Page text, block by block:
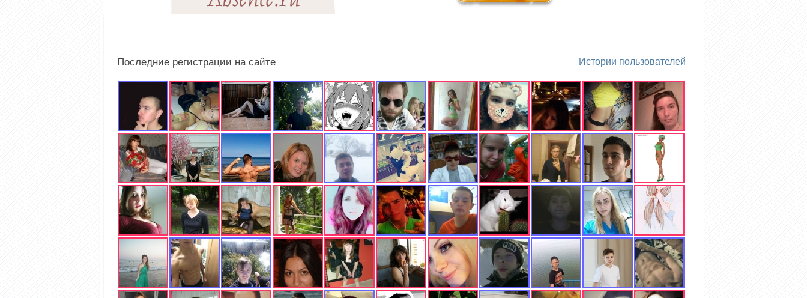
Последние регистрации на сайте Истории пользователей